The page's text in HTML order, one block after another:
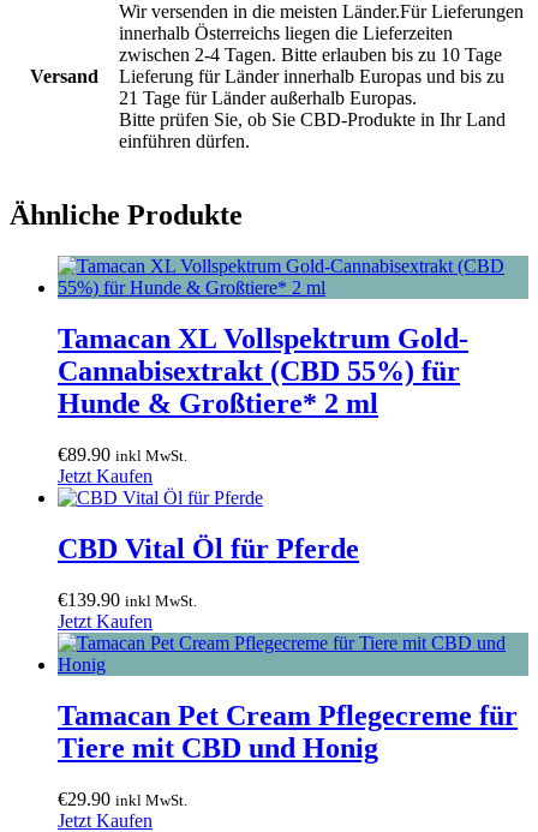
Versand
Wir versenden in die meisten Länder.Für Lieferungen
innerhalb Österreichs liegen die Lieferzeiten
zwischen 2-4 Tagen. Bitte erlauben bis zu 10 Tage
Lieferung für Länder innerhalb Europas und bis zu
21 Tage für Länder außerhalb Europas.
Bitte prüfen Sie, ob Sie CBD-Produkte in Ihr Land
einführen dürfen.
Ähnliche Produkte
Tamacan XL Vollspektrum Gold-
Cannabisextrakt (CBD 55%) für
Hunde & Großtiere* 2 ml
€89.90 inkl MwSt.
Jetzt Kaufen
CBD Vital Öl für Pferde
€139.90 inkl MwSt.
Jetzt Kaufen
Tamacan Pet Cream Pflegecreme für
Tiere mit CBD und Honig
€29.90 inkl MwSt.
Jetzt Kaufen